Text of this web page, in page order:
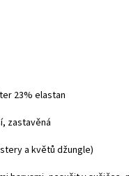
23% elastan
zastavěná
a květů džungle)